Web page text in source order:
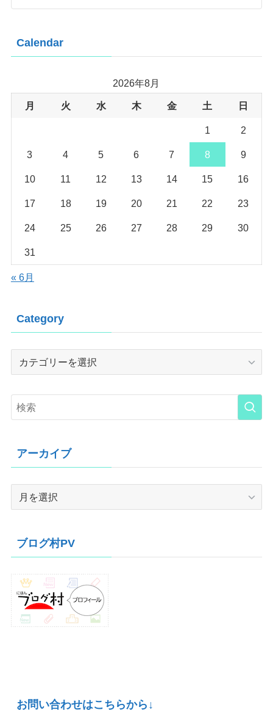
Calendar
2026年8月
月 火 水 木 金 土 日
1 2
3 4 5 6 7 8 9
10 11 12 13 14 15 16
17 18 19 20 21 22 23
24 25 26 27 28 29 30
31
« 6月
Category
Category
アーカイブ
ブ
ブログ村PV
お問い合わせはこちらから↓